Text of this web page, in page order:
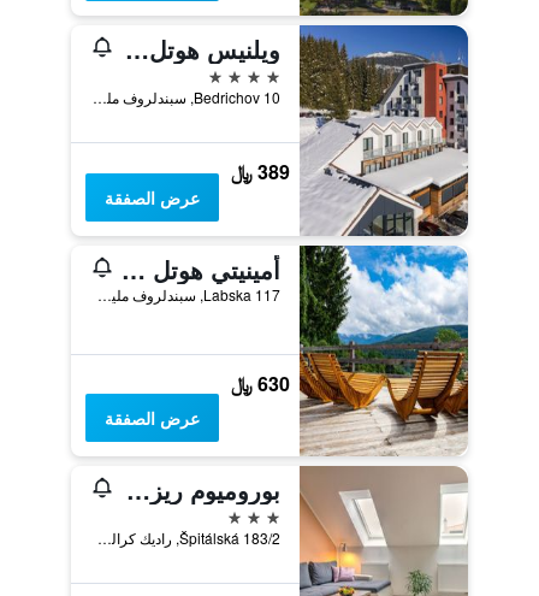
ويلنيس هوتل أسترا
4 نجوم
Bedrichov 10, سبندلروف ملين, منطقة هراديك كرالوف, جمهورية التشيك
389 ﷼
عرض الصفقة
أمينيتي هوتل آند ريزورت سبيندلروف ملين
Labska 117, سبندلروف ملين, منطقة هراديك كرالوف, جمهورية التشيك
630 ﷼
عرض الصفقة
بوروميوم ريزيدنس
3 نجوم
Špitálská 183/2, راديك كرالوف, منطقة هراديك كرالوف, جمهورية التشيك